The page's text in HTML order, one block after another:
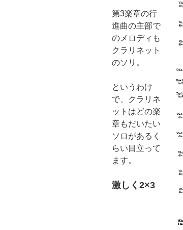
第3楽章の行
進曲の主部で
のメロディも
クラリネット
のソリ。
というわけ
で、クラリネ
ットはどの楽
章もだいたい
ソロがあるく
らい目立って
ます。
激しく2×3